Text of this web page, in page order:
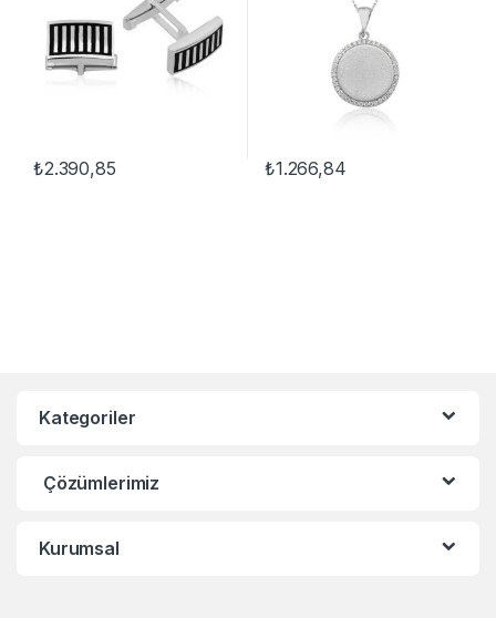
₺2.390,85 ₺1.266,84
Kategoriler
Çözümlerimiz
Kurumsal